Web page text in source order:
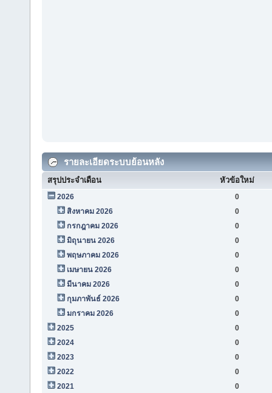
รายละเอียดระบบย้อนหลัง
สรุปประจำเดือน หัวข้อใหม่
2026
0
สิงหาคม 2026
0
กรกฎาคม 2026
0
มิถุนายน 2026
0
พฤษภาคม 2026
0
เมษายน 2026
0
มีนาคม 2026
0
กุมภาพันธ์ 2026
0
มกราคม 2026
0
2025
0
2024
0
2023
0
2022
0
2021
0